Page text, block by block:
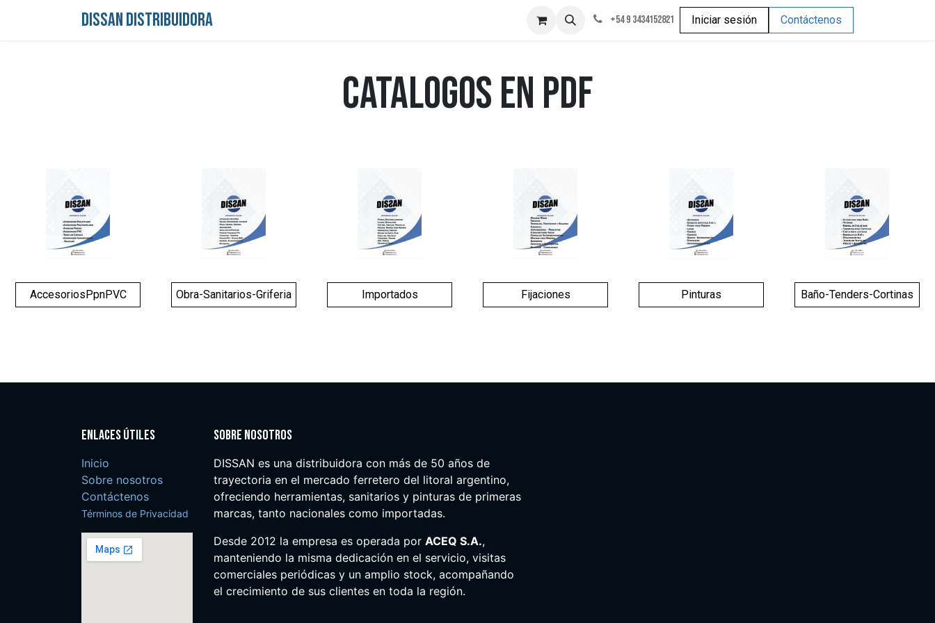
DISSAN DISTRIBUIDORA +54 9 3434152821 Iniciar sesión Contáctenos
catalogos en pdf
AccesoriosPpnPVC Obra-Sanitarios-Griferia Importados Fijaciones Pinturas Baño-Tenders-Cortinas
Enlaces útiles
Inicio
Sobre nosotros
Contáctenos
Términos de Privacidad
Sobre nosotros
DISSAN es una distribuidora con más de 50 años de
trayectoria en el mercado ferretero del litoral argentino,
ofreciendo herramientas, sanitarios y pinturas de primeras
marcas, tanto nacionales como importadas.
Desde 2012 la empresa es operada por ACEQ S.A.,
manteniendo la misma dedicación en el servicio, visitas
comerciales periódicas y un amplio stock, acompañando
el crecimiento de sus clientes en toda la región.